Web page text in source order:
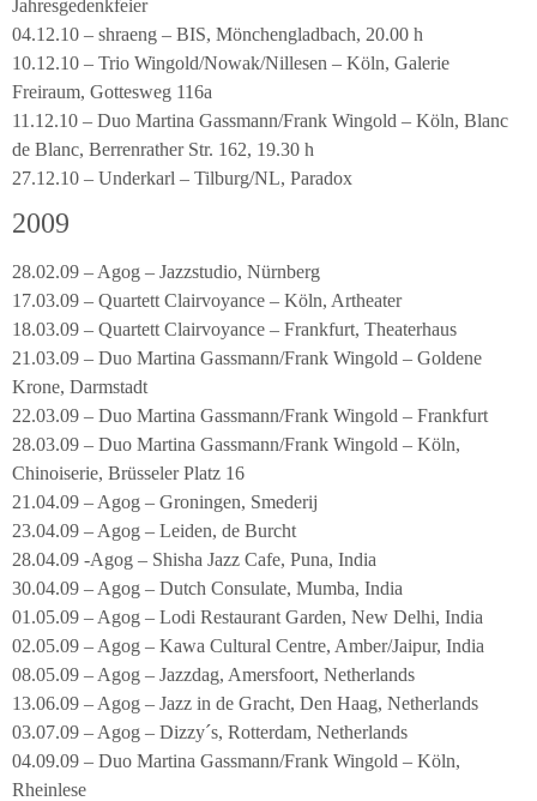
Jahresgedenkfeier
04.12.10 – shraeng – BIS, Mönchengladbach, 20.00 h
10.12.10 – Trio Wingold/Nowak/Nillesen – Köln, Galerie
Freiraum, Gottesweg 116a
11.12.10 – Duo Martina Gassmann/Frank Wingold – Köln, Blanc
de Blanc, Berrenrather Str. 162, 19.30 h
27.12.10 – Underkarl – Tilburg/NL, Paradox
2009
28.02.09 – Agog – Jazzstudio, Nürnberg
17.03.09 – Quartett Clairvoyance – Köln, Artheater
18.03.09 – Quartett Clairvoyance – Frankfurt, Theaterhaus
21.03.09 – Duo Martina Gassmann/Frank Wingold – Goldene
Krone, Darmstadt
22.03.09 – Duo Martina Gassmann/Frank Wingold – Frankfurt
28.03.09 – Duo Martina Gassmann/Frank Wingold – Köln,
Chinoiserie, Brüsseler Platz 16
21.04.09 – Agog – Groningen, Smederij
23.04.09 – Agog – Leiden, de Burcht
28.04.09 -Agog – Shisha Jazz Cafe, Puna, India
30.04.09 – Agog – Dutch Consulate, Mumba, India
01.05.09 – Agog – Lodi Restaurant Garden, New Delhi, India
02.05.09 – Agog – Kawa Cultural Centre, Amber/Jaipur, India
08.05.09 – Agog – Jazzdag, Amersfoort, Netherlands
13.06.09 – Agog – Jazz in de Gracht, Den Haag, Netherlands
03.07.09 – Agog – Dizzy´s, Rotterdam, Netherlands
04.09.09 – Duo Martina Gassmann/Frank Wingold – Köln,
Rheinlese